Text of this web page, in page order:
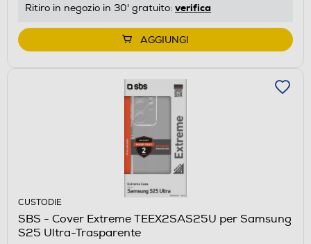
Ritiro in negozio in 30' gratuito: verifica
AGGIUNGI
CUSTODIE
SBS - Cover Extreme TEEX2SAS25U per Samsung
S25 Ultra-Trasparente